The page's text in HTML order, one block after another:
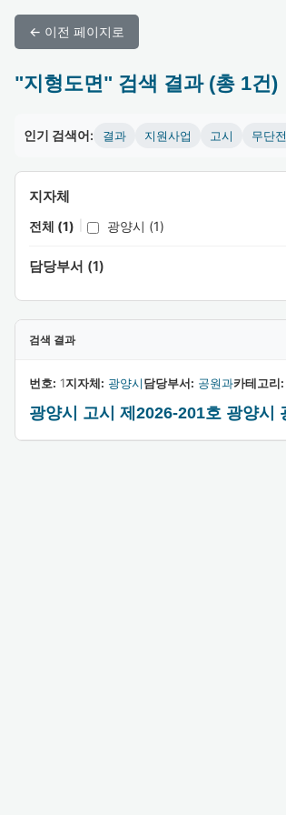
← 이전 페이지로
"지형도면" 검색 결과 (총 1건)
인기 검색어: 결과 지원사업 고시 무단
지자체
전체 (1) 광양시 (1)
담당부서 (1)
검색 결과
번호: 1지자체: 광양시담당부서: 공원과카테고리:
광양시 고시 제2026-201호 광양시